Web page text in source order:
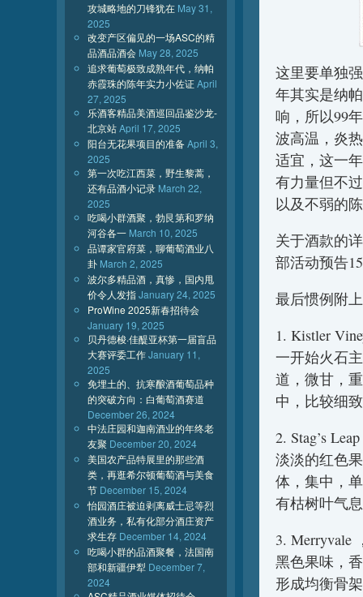
这里要单独
年其实是纳
响，所以99
波高温，炎
适宜，这一
有力量但不
以及不弱的
关于酒款的
部活动预告
最后惯例附
1. Kistler
一开始火石
道，微甘，
中，比较细
2. Stag’s
淡淡的红色
体，集中，
有枯树叶气
3. Merryvale
黑色果味，
形成均衡骨
攻城略地的刀锋犹在 May 31,
2025
改变产区偏见的一场ASC的精
品酒品酒会 May 28, 2025
追求葡萄极致成熟年代，纳帕
赤霞珠的陈年实力小佐证April
27, 2025
乐酒客精品美酒巡回品鉴沙龙-
北京站April 17, 2025
阳台无花果项目的准备April 3,
2025
第一次吃江西菜，野生黎蒿，
还有品酒小记录 March 22,
2025
吃喝小群酒聚，勃艮第和罗纳
河谷各一 March 10, 2025
品谭家官府菜，聊葡萄酒业八
卦 March 2, 2025
波尔多精品酒，真惨，国内甩
价令人发指January 24, 2025
ProWine 2025新春招待会
January 19, 2025
贝丹德梭·佳醍亚杯第一届盲品
大赛评委工作January 11,
2025
免埋土的、抗寒酿酒葡萄品种
的突破方向：白葡萄酒赛道
December 26, 2024
中法庄园和迦南酒业的年终老
友聚 December 20, 2024
美国农产品特展里的那些酒
类，再逛希尔顿葡萄酒与美食
节 December 15, 2024
怡园酒庄被迫剥离威士忌等烈
酒业务，私有化部分酒庄资产
求生存 December 14, 2024
吃喝小群的品酒聚餐，法国南
部和新疆伊犁 December 7,
2024